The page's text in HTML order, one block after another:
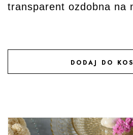
transparent ozdobna na
DODAJ DO
DODAJ DO